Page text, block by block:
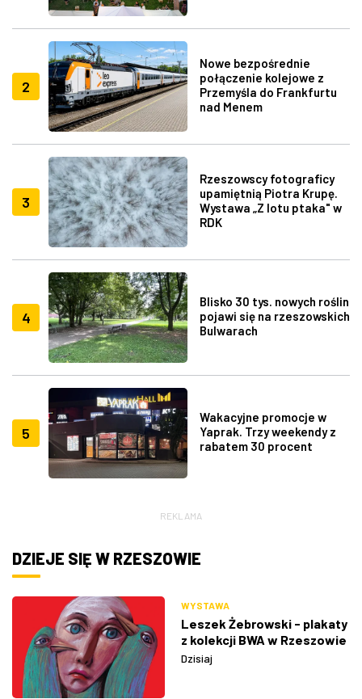
2
Nowe bezpośrednie
połączenie kolejowe z
Przemyśla do Frankfurtu
nad Menem
3
Rzeszowscy fotograficy
upamiętnią Piotra Krupę.
Wystawa „Z lotu ptaka" w
RDK
4
Blisko 30 tys. nowych roślin
pojawi się na rzeszowskich
Bulwarach
5
Wakacyjne promocje w
Yaprak. Trzy weekendy z
rabatem 30 procent
REKLAMA
DZIEJE SIĘ W RZESZOWIE
WYSTAWA
Leszek Żebrowski - plakaty
z kolekcji BWA w Rzeszowie
Dzisiaj